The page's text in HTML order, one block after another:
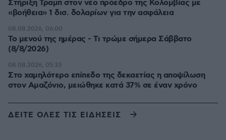
Στήριξη Τραμπ στον νέο πρόεδρο της Κολομβίας με
«βοήθεια» 1 δισ. δολαρίων για την ασφάλεια
Το μενού της ημέρας - Τι τρώμε σήμερα Σάββατο
(8/8/2026)
08.08.2026, 06:00
Στο χαμηλότερο επίπεδο της δεκαετίας η αποψίλωση
στον Αμαζόνιο, μειώθηκε κατά 37% σε έναν χρόνο
08.08.2026, 05:33
ΔΕΙΤΕ ΟΛΕΣ ΤΙΣ ΕΙΔΗΣΕΙΣ